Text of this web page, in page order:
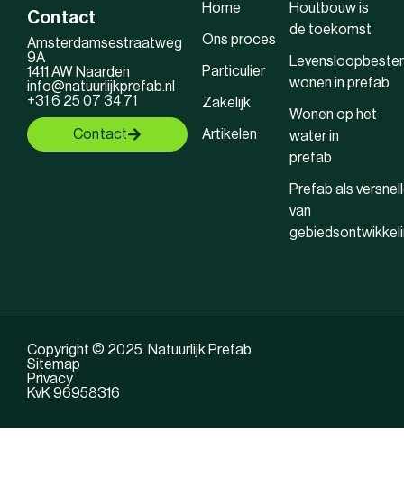
Contact
Amsterdamsestraatweg
9A
1411 AW Naarden
info@natuurlijkprefab.nl
+31 6 25 07 34 71
Contact
Home
Ons proces
Particulier
Zakelijk
Artikelen
Houtbouw is
de toekomst
wonen in prefab
Wonen op het
water in
prefab
Prefab als
van
Copyright © 2025. Natuurlijk Prefab
Sitemap
Privacy
KvK 96958316